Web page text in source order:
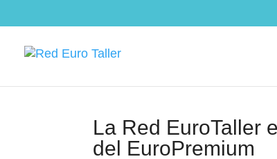
La Red EuroTaller
del EuroPremium